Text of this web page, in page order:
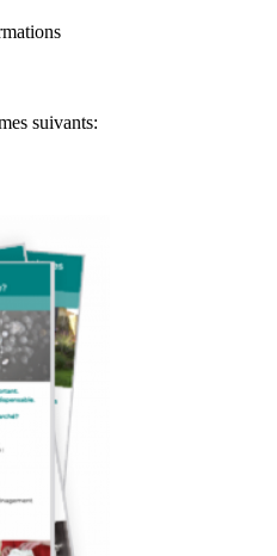
suivants: